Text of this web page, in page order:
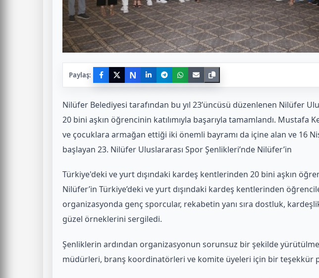
Paylaş: N
Nilüfer Belediyesi tarafından bu yıl 23’üncüsü düzenlenen Nilüfer
20 bini aşkın öğrencinin katılımıyla başarıyla tamamlandı. Mustafa
ve çocuklara armağan ettiği iki önemli bayramı da içine alan ve 16
başlayan 23. Nilüfer Uluslararası Spor Şenlikleri’nde Nilüfer’in
Türkiye'deki ve yurt dışındaki kardeş kentlerinden 20 bini aşkın
Nilüfer’in Türkiye’deki ve yurt dışındaki kardeş kentlerinden
organizasyonda genç sporcular, rekabetin yanı sıra dostluk,
güzel örneklerini sergiledi.
Şenliklerin ardından organizasyonun sorunsuz bir şekilde
müdürleri, branş koordinatörleri ve komite üyeleri için bir teşekkür